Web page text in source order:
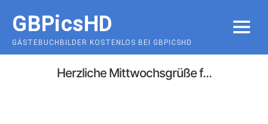
content
GBPicsHD
GÄSTEBUCHBILDER KOSTENLOS BEI GBPICSHD
MENU
Herzliche Mittwochsgrüße f...